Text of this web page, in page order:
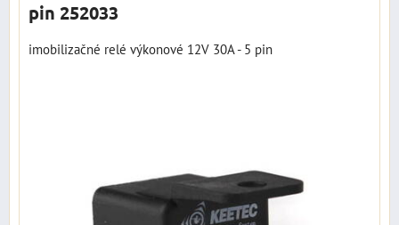
pin 252033
imobilizačné relé výkonové 12V 30A - 5 pin